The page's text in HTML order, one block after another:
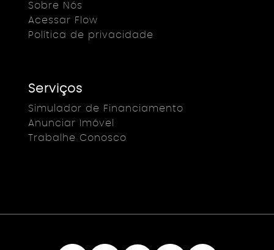
Sobre Nós
Acessar Flow
Política de privacidade
Serviços
Simulador de Financiamento
Anunciar Imóvel
Trabalhe Conosco